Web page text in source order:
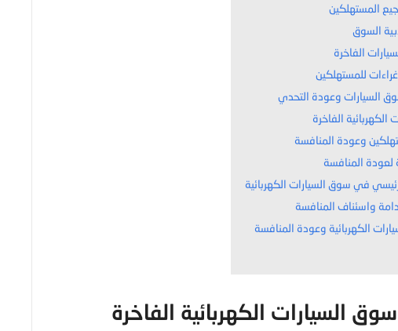
الفاخرة
الفاخرة
في سوق السيارات الكهربائية
السيارات الكهربائية الفاخرة